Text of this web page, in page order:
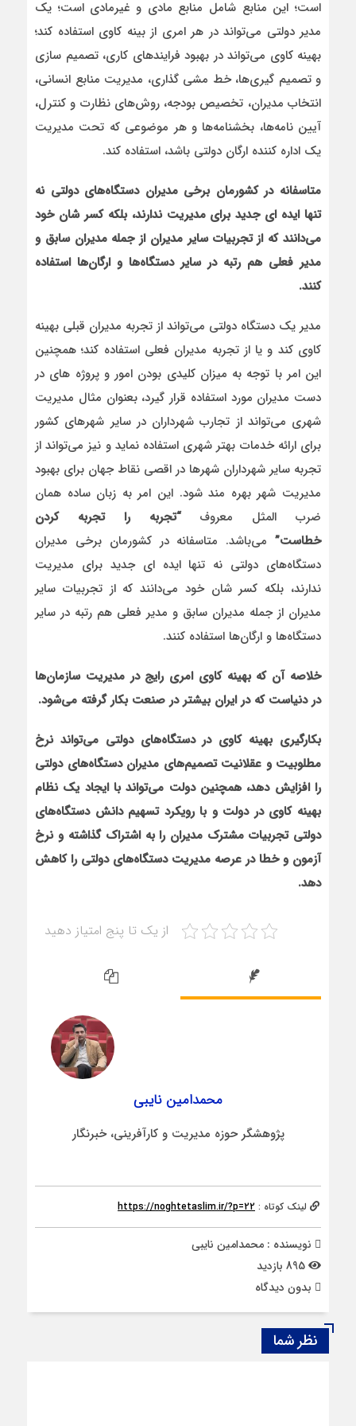
است؛ این منابع شامل منابع مادی و غیرمادی است؛ یک
مدیر دولتی می‌تواند در هر امری از بینه کاوی استفاده کند؛
بهینه کاوی می‌تواند در بهبود فرایندهای کاری، تصمیم سازی
و تصمیم گیری‌ها، خط مشی گذاری، مدیریت منابع انسانی،
انتخاب مدیران، تخصیص بودجه، روش‌های نظارت و کنترل،
آیین نامه‌ها، بخشنامه‌ها و هر موضوعی که تحت مدیریت
یک اداره کننده ارگان دولتی باشد، استفاده کند.
متاسفانه در کشورمان برخی مدیران دستگاه‌های دولتی نه
تنها ایده ای جدید برای مدیریت ندارند، بلکه کسر شان خود
می‌دانند که از تجربیات سایر مدیران از جمله مدیران سابق و
مدیر فعلی هم رتبه در سایر دستگاه‌ها و ارگان‌ها استفاده
کنند.
مدیر یک دستگاه دولتی می‌تواند از تجربه مدیران قبلی بهینه
کاوی کند و یا از تجربه مدیران فعلی استفاده کند؛ همچنین
این امر با توجه به میزان کلیدی بودن امور و پروژه های در
دست مدیران مورد استفاده قرار گیرد، بعنوان مثال مدیریت
شهری می‌تواند از تجارب شهرداران در سایر شهرهای کشور
برای ارائه خدمات بهتر شهری استفاده نماید و نیز می‌تواند از
تجربه سایر شهرداران شهرها در اقصی نقاط جهان برای بهبود
مدیریت شهر بهره مند شود. این امر به زبان ساده همان
ضرب المثل معروف“تجربه را تجربه کردن
خطاست” می‌باشد. متاسفانه در کشورمان برخی مدیران
دستگاه‌های دولتی نه تنها ایده ای جدید برای مدیریت
ندارند، بلکه کسر شان خود می‌دانند که از تجربیات سایر
مدیران از جمله مدیران سابق و مدیر فعلی هم رتبه در سایر
دستگاه‌ها و ارگان‌ها استفاده کنند.
خلاصه آن که بهینه کاوی امری رایج در مدیریت سازمان‌ها
در دنیاست که در ایران بیشتر در صنعت بکار گرفته می‌شود.
بکارگیری بهینه کاوی در دستگاه‌های دولتی می‌تواند نرخ
مطلوبیت و عقلانیت تصمیم‌های مدیران دستگاه‌های دولتی
را افزایش دهد، همچنین دولت می‌تواند با ایجاد یک نظام
بهینه کاوی در دولت و با رویکرد تسهیم دانش دستگاه‌های
دولتی تجربیات مشترک مدیران را به اشتراک گذاشته و نرخ
آزمون و خطا در عرصه مدیریت دستگاه‌های دولتی را کاهش
دهد.
از یک تا پنج امتیاز دهید
محمدامین نایبی
پژوهشگر حوزه مدیریت و کارآفرینی، خبرنگار
لینک کوتاه : https://noghtetaslim.ir/?p=22
نویسنده : محمدامین نایبی
بدون دیدگاه
نظر شما